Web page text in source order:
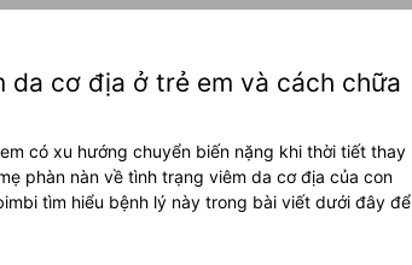
da cơ địa ở trẻ em và cách chữa
có xu hướng chuyển biến nặng khi thời tiết thay
phàn nàn về tình trạng viêm da cơ địa của con
tìm hiểu bệnh lý này trong bài viết dưới đây để